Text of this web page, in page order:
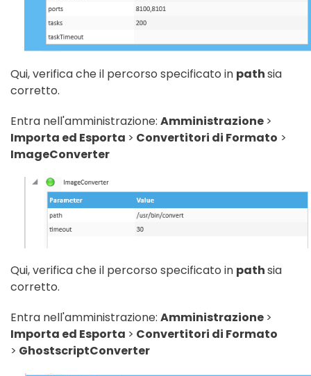
Qui, verifica che il percorso specificato in pathsia
corretto.
Entra nell'amministrazione: Amministrazione >
Importa ed Esporta > Convertitori di Formato >
ImageConverter
Qui, verifica che il percorso specificato in pathsia
corretto.
Entra nell'amministrazione: Amministrazione >
Importa ed Esporta > Convertitori di Formato
> GhostscriptConverter